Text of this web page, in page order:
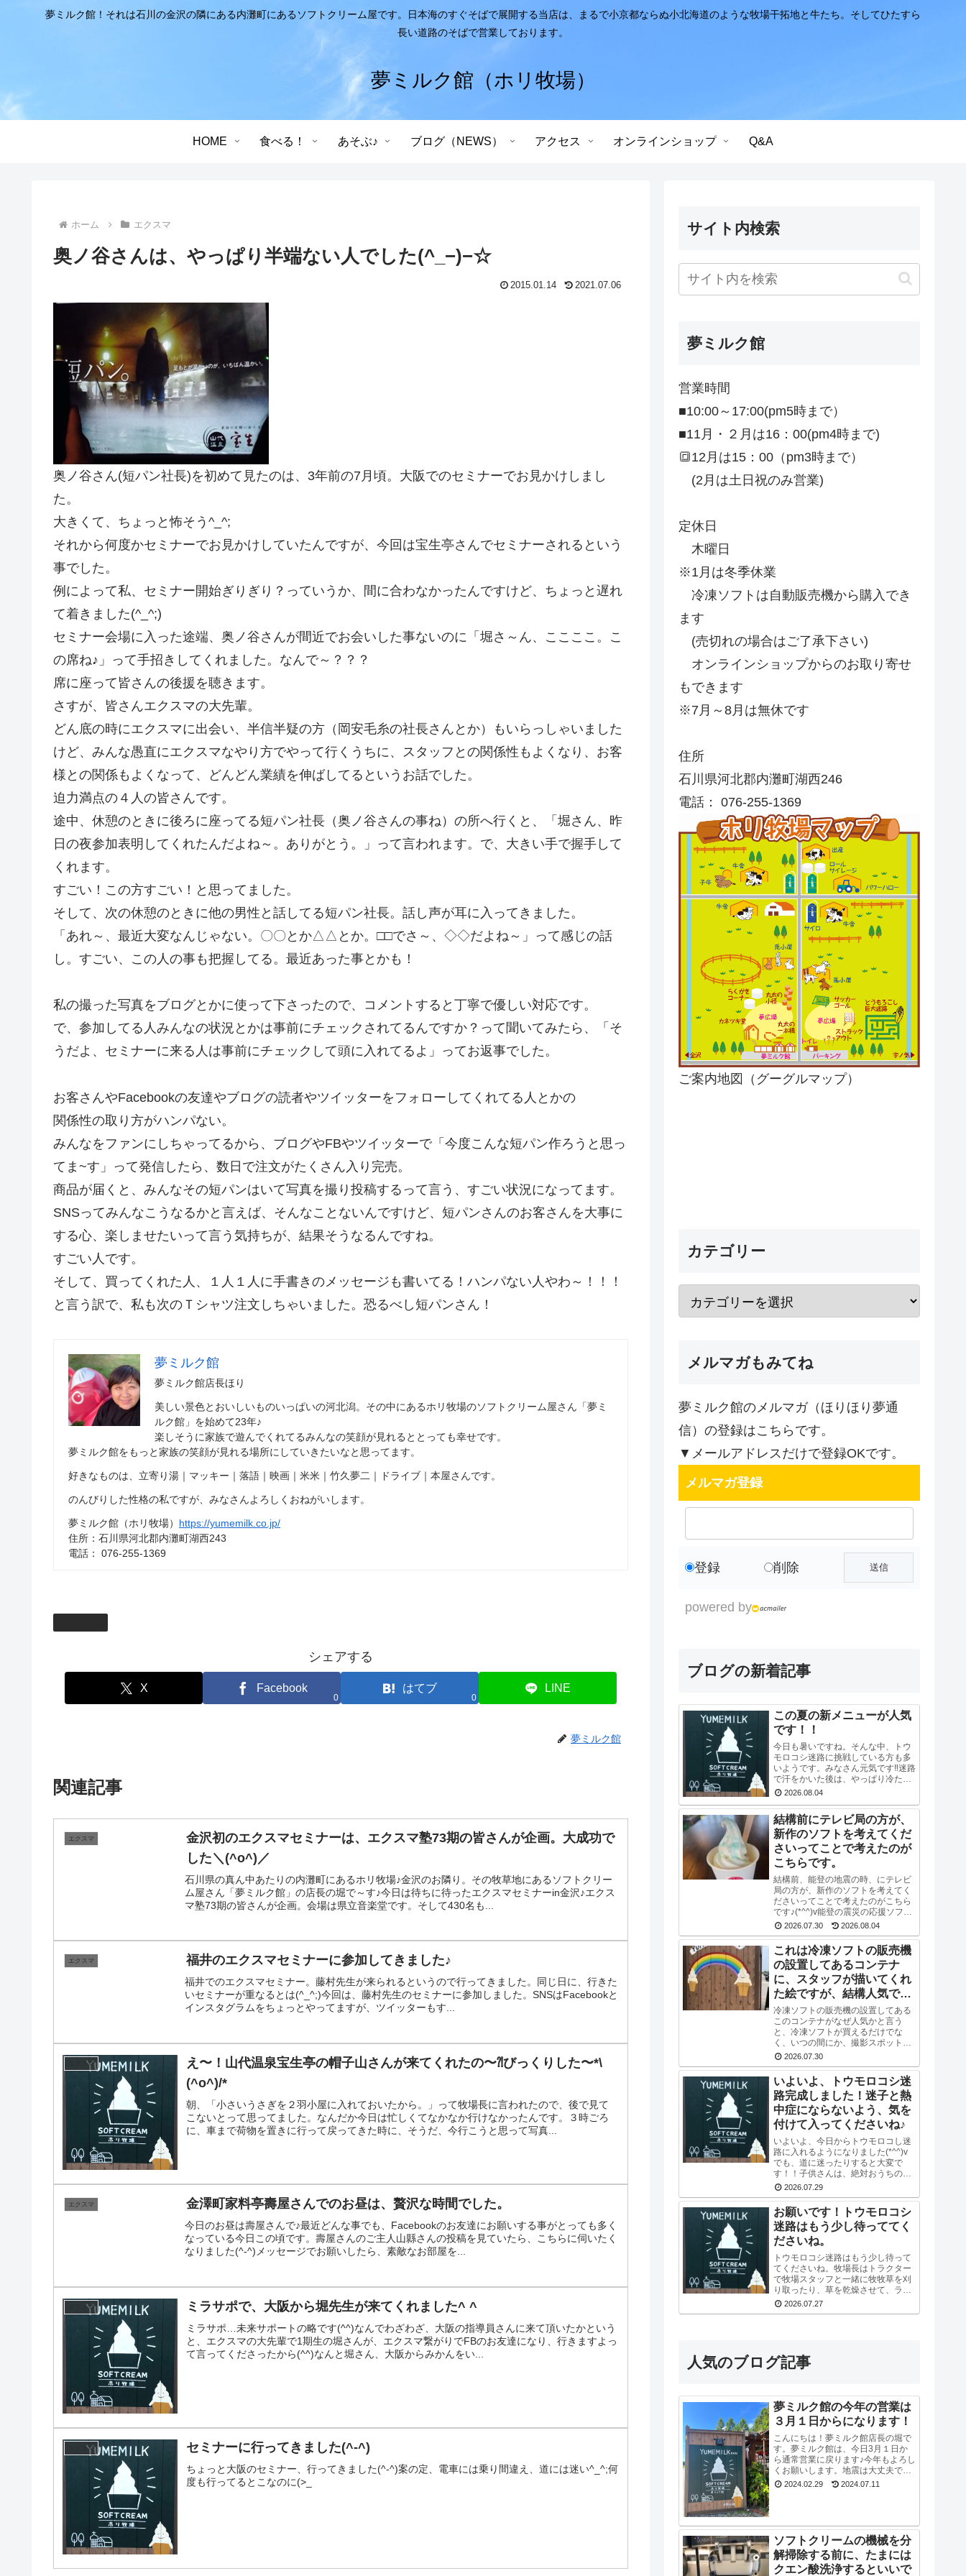
夢ミルク館！それは石川の金沢の隣にある内灘町にあるソフトクリーム屋です。日本海のすぐそばで展開する当店は、まるで小京都ならぬ小北海道のような牧場干拓地と牛たち。そしてひたすら
長い道路のそばで営業しております。
夢ミルク館（ホリ牧場）
HOME 食べる！ あそぶ♪ ブログ（NEWS） アクセス オンラインショップ Q&A
ホーム エクスマ
奥ノ谷さんは、やっぱり半端ない人でした(^_−)−☆
2015.01.14 2021.07.06
奥ノ谷さん(短パン社長)を初めて見たのは、3年前の7月頃。大阪でのセミナーでお見かけしまし
た。
大きくて、ちょっと怖そう^_^;
それから何度かセミナーでお見かけしていたんですが、今回は宝生亭さんでセミナーされるという
事でした。
例によって私、セミナー開始ぎりぎり？っていうか、間に合わなかったんですけど、ちょっと遅れ
て着きました(^_^;)
セミナー会場に入った途端、奥ノ谷さんが間近でお会いした事ないのに「堀さ～ん、ここここ。こ
の席ね♪」って手招きしてくれました。なんで～？？？
席に座って皆さんの後援を聴きます。
さすが、皆さんエクスマの大先輩。
どん底の時にエクスマに出会い、半信半疑の方（岡安毛糸の社長さんとか）もいらっしゃいました
けど、みんな愚直にエクスマなやり方でやって行くうちに、スタッフとの関係性もよくなり、お客
様との関係もよくなって、どんどん業績を伸ばしてるというお話でした。
迫力満点の４人の皆さんです。
途中、休憩のときに後ろに座ってる短パン社長（奥ノ谷さんの事ね）の所へ行くと、「堀さん、昨
日の夜参加表明してくれたんだよね～。ありがとう。」って言われます。で、大きい手で握手して
くれます。
すごい！この方すごい！と思ってました。
そして、次の休憩のときに他の男性と話してる短パン社長。話し声が耳に入ってきました。
「あれ～、最近大変なんじゃない。〇〇とか△△とか。□□でさ～、◇◇だよね～」って感じの話
し。すごい、この人の事も把握してる。最近あった事とかも！
私の撮った写真をブログとかに使って下さったので、コメントすると丁寧で優しい対応です。
で、参加してる人みんなの状況とかは事前にチェックされてるんですか？って聞いてみたら、「そ
うだよ、セミナーに来る人は事前にチェックして頭に入れてるよ」ってお返事でした。
お客さんやFacebookの友達やブログの読者やツイッターをフォローしてくれてる人とかの
関係性の取り方がハンパない。
みんなをファンにしちゃってるから、ブログやFBやツイッターで「今度こんな短パン作ろうと思っ
てま~す」って発信したら、数日で注文がたくさん入り完売。
商品が届くと、みんなその短パンはいて写真を撮り投稿するって言う、すごい状況になってます。
SNSってみんなこうなるかと言えば、そんなことないんですけど、短パンさんのお客さんを大事に
する心、楽しませたいって言う気持ちが、結果そうなるんですね。
すごい人です。
そして、買ってくれた人、１人１人に手書きのメッセージも書いてる！ハンパない人やわ～！！！
と言う訳で、私も次のＴシャツ注文しちゃいました。恐るべし短パンさん！
夢ミルク館
夢ミルク館店長ほり
美しい景色とおいしいものいっぱいの河北潟。その中にあるホリ牧場のソフトクリーム屋さん「夢ミ
ルク館」を始めて23年♪
楽しそうに家族で遊んでくれてるみんなの笑顔が見れるととっても幸せです。
夢ミルク館をもっと家族の笑顔が見れる場所にしていきたいなと思ってます。
好きなものは、立寄り湯｜マッキー｜落語｜映画｜米米｜竹久夢二｜ドライブ｜本屋さんです。
のんびりした性格の私ですが、みなさんよろしくおねがいします。
夢ミルク館（ホリ牧場） https://yumemilk.co.jp/
住所：石川県河北郡内灘町湖西243
電話： 076-255-1369
シェアする
X Facebook
0
はてブ
0
LINE
夢ミルク館
関連記事
エクスマ
金沢初のエクスマセミナーは、エクスマ塾73期の皆さんが企画。大成功で
した＼(^o^)／
石川県の真ん中あたりの内灘町にあるホリ牧場♪金沢のお隣り。その牧草地にあるソフトクリー
ム屋さん「夢ミルク館」の店長の堀で～す♪今日は待ちに待ったエクスマセミナーin金沢♪エクス
マ塾73期の皆さんが企画。会場は県立音楽堂です。そして430名も...
エクスマ 福井のエクスマセミナーに参加してきました♪
福井でのエクスマセミナー。藤村先生が来られるというので行ってきました。同じ日に、行きた
いセミナーが重なるとは(^_^;)今回は、藤村先生のセミナーに参加しました。SNSはFacebookと
インスタグラムをちょっとやってますが、ツイッターもす...
エクスマ
え〜！山代温泉宝生亭の帽子山さんが来てくれたの〜⁈びっくりした〜*\
(^o^)/*
朝、「小さいうさぎを２羽小屋に入れておいたから。」って牧場長に言われたので、後で見て
こないとって思ってました。なんだか今日は忙しくてなかなか行けなかったんです。３時ごろ
に、車まで荷物を置きに行って戻ってきた時に、そうだ、今行こうと思って写真...
エクスマ 金澤町家料亭壽屋さんでのお昼は、贅沢な時間でした。
今日のお昼は壽屋さんで♪最近どんな事でも、Facebookのお友達にお願いする事がとっても多く
なっている今日この頃です。壽屋さんのご主人山縣さんの投稿を見ていたら、こちらに伺いたく
なりました(^-^)メッセージでお願いしたら、素敵なお部屋を...
エクスマ ミラサポで、大阪から堀先生が来てくれました^ ^
ミラサポ…未来サポートの略です(^^)なんでわざわざ、大阪の指導員さんに来て頂いたかという
と、エクスマの大先輩で1期生の堀さんが、エクスマ繋がりでFBのお友達になり、行きますよっ
て言ってくださったから(^^)なんと堀さん、大阪からみかんをい...
エクスマ セミナーに行ってきました(^-^)
ちょっと大阪のセミナー、行ってきました(^-^)案の定、電車には乗り間違え、道には迷い^_^;何
度も行ってるとこなのに(>_
サイト内検索
夢ミルク館
営業時間
■10:00～17:00(pm5時まで）
■11月・２月は16：00(pm4時まで)
🔳12月は15：00（pm3時まで）
(2月は土日祝のみ営業)
定休日
木曜日
※1月は冬季休業
冷凍ソフトは自動販売機から購入でき
ます
(売切れの場合はご了承下さい)
オンラインショップからのお取り寄せ
もできます
※7月～8月は無休です
住所
石川県河北郡内灘町湖西246
電話： 076-255-1369
ご案内地図（グーグルマップ）
カテゴリー
メルマガもみてね
夢ミルク館のメルマガ（ほりほり夢通
信）の登録はこちらです。
▼メールアドレスだけで登録OKです。
メルマガ登録
登録 削除
powered by
ブログの新着記事
この夏の新メニューが人気
です！！
今日も暑いですね。そんな中、トウ
モロコシ迷路に挑戦している方も多
いようです。みなさん元気です‼迷路
で汗をかいた後は、やっぱり冷たい
ソフトや牛乳ですね！新発売の「シ
が只今人気ですぐに売り切れてしま
います。見かけ...
2026.08.04
結構前にテレビ局の方が、
新作のソフトを考えてくだ
さいってことで考えたのが
こちらです。
結構前、能登の地震の時、にテレビ
局の方が、新作のソフトを考えてく
ださいってことで考えたのがこちら
です♪(*^^)v能登の震災の応援ソフト
ということで考えたので、輪島のお
塩とジュエリーシュガーを使い、海
をイメージした水色のスマイルソフ
トを作り...
2026.07.30 2026.08.04
これは冷凍ソフトの販売機
の設置してあるコンテナ
に、スタッフが描いてくれ
た絵ですが、結構人気です
(*^^)v
冷凍ソフトの販売機の設置してある
このコンテナがなぜ人気かと言う
と、冷凍ソフトが買えるだけでな
く、いつの間にか、撮影スポットに
なってるんですね♪SNSの投稿で
も、この前で撮った写真を載せてる
方多数です(^-^) かわいい写真が撮
れますよ♪冷凍...
2026.07.30
いよいよ、トウモロコシ迷
路完成しました！迷子と熱
中症にならないよう、気を
付けて入ってくださいね♪
いよいよ、今日からトウモロコし迷
路に入れるようになりました(*^^)v
でも、道に迷ったりすると大変で
す！！子供さんは、絶対おうちの方
と一緒に入ってくださいね！！おう
ちの方は、子供さんだけで迷路には
いかせないでくださいね！！よろし
くおねがいし...
2026.07.29
お願いです！トウモロコシ
迷路はもう少し待っててく
ださいね。
トウモロコシ迷路はもう少し待って
てくださいね。牧場長はトラクター
で牧場スタッフと一緒に牧牧草を刈
り取ったり、草を乾燥させて、ラッ
ピングしてロールにしたりと牛たち
の餌づくりも同時にやっているの
2026.07.27
人気のブログ記事
夢ミルク館の今年の営業は
３月１日からになります！
こんにちは！夢ミルク館店長の堀で
す。夢ミルク館は、今日3月１日か
ら通常営業に戻ります♪今年もよろし
くお願いします。地震は大丈夫でし
たか？河北潟干拓地では断水が続い
2024.02.29 2024.07.11
ソフトクリームの機械を分
解掃除する前に、たまには
クエン酸洗浄するといいで